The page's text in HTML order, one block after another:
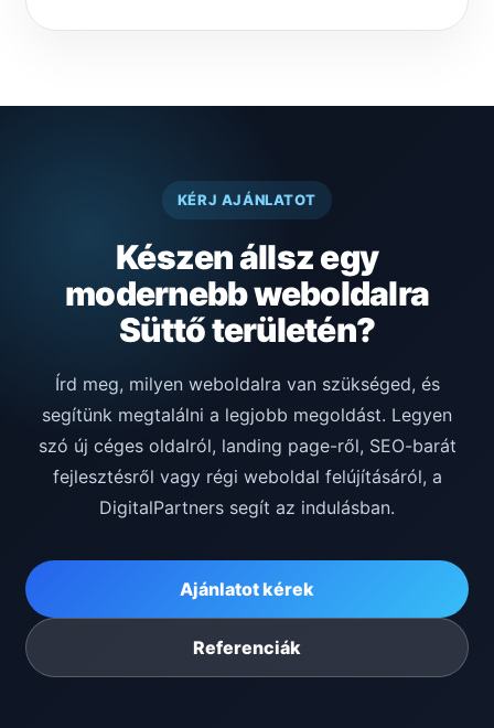
KÉRJ AJÁNLATOT
Készen állsz egy
modernebb weboldalra
Süttő területén?
Írd meg, milyen weboldalra van szükséged, és
segítünk megtalálni a legjobb megoldást. Legyen
szó új céges oldalról, landing page-ről, SEO-barát
fejlesztésről vagy régi weboldal felújításáról, a
DigitalPartners segít az indulásban.
Ajánlatot kérek
Referenciák